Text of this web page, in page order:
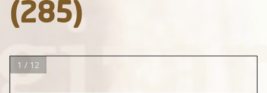
(285)
1 / 12